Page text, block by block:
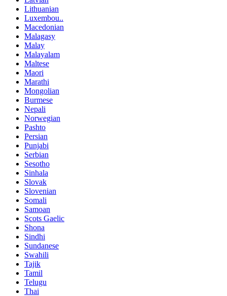
Lithuanian
Luxembou..
Macedonian
Malagasy
Malay
Malayalam
Maltese
Maori
Marathi
Mongolian
Burmese
Nepali
Norwegian
Pashto
Persian
Punjabi
Serbian
Sesotho
Sinhala
Slovak
Slovenian
Somali
Samoan
Scots Gaelic
Shona
Sindhi
Sundanese
Swahili
Tajik
Tamil
Telugu
Thai